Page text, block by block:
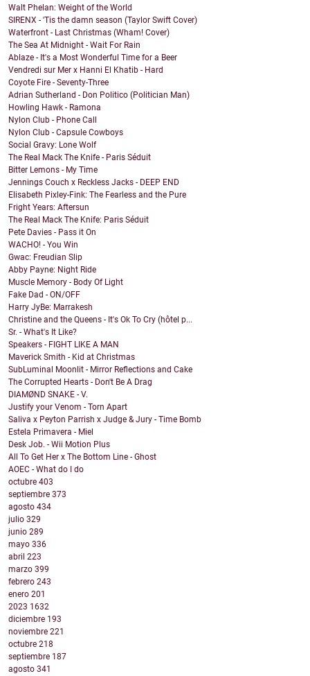
Walt Phelan: Weight of the World
SIRENX - 'Tis the damn season (Taylor Swift Cover)
Waterfront - Last Christmas (Wham! Cover)
The Sea At Midnight - Wait For Rain
Ablaze - It's a Most Wonderful Time for a Beer
Vendredi sur Mer x Hanni El Khatib - Hard
Coyote Fire - Seventy-Three
Adrian Sutherland - Don Politico (Politician Man)
Howling Hawk - Ramona
Nylon Club - Phone Call
Nylon Club - Capsule Cowboys
Social Gravy: Lone Wolf
The Real Mack The Knife - Paris Séduit
Bitter Lemons - My Time
Jennings Couch x Reckless Jacks - DEEP END
Elisabeth Pixley-Fink: The Fearless and the Pure
Fright Years: Aftersun
The Real Mack The Knife: Paris Séduit
Pete Davies - Pass it On
WACHO! - You Win
Gwac: Freudian Slip
Abby Payne: Night Ride
Muscle Memory - Body Of Light
Fake Dad - ON/OFF
Harry JyBe: Marrakesh
Christine and the Queens - It's Ok To Cry (hôtel p...
Sr. - What's It Like?
Speakers - FIGHT LIKE A MAN
Maverick Smith - Kid at Christmas
SubLuminal Moonlit - Mirror Reflections and Cake
The Corrupted Hearts - Don't Be A Drag
DIAMØND SNAKE - V.
Justify your Venom - Torn Apart
Saliva x Peyton Parrish x Judge & Jury - Time Bomb
Estela Primavera - Miel
Desk Job. - Wii Motion Plus
All To Get Her x The Bottom Line - Ghost
AOEC - What do I do
octubre 403
septiembre 373
agosto 434
julio 329
junio 289
mayo 336
abril 223
marzo 399
febrero 243
enero 201
2023 1632
diciembre 193
noviembre 221
octubre 218
septiembre 187
agosto 341